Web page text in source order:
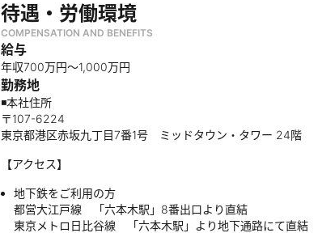
待遇・労働環境
COMPENSATION AND BENEFITS
給与
年収700万円〜1,000万円
勤務地
◾️本社住所
〒107-6224
東京都港区赤坂九丁目7番1号 ミッドタウン・タワー 24階
【アクセス】
地下鉄をご利用の方
都営大江戸線 「六本木駅」8番出口より直結
東京メトロ日比谷線 「六本木駅」より地下通路にて直結